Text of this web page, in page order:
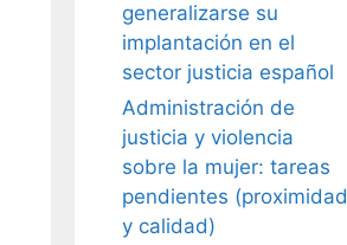
generalizarse su
implantación en el
sector justicia español
Administración de
justicia y violencia
sobre la mujer: tareas
pendientes (proximidad
y calidad)